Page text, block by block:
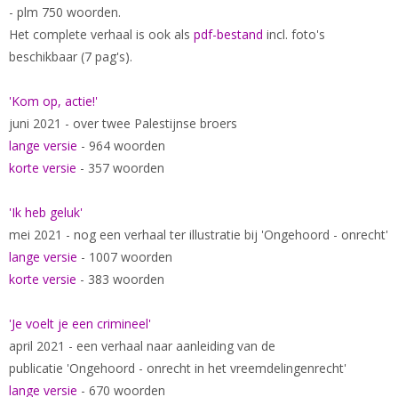
- plm 750 woorden.
Het complete verhaal is ook als pdf-bestand incl. foto's
beschikbaar (7 pag's).
'Kom op, actie!'
juni 2021 - over twee Palestijnse broers
lange versie - 964 woorden
korte versie - 357 woorden
'Ik heb geluk'
mei 2021 - nog een verhaal ter illustratie bij 'Ongehoord - onrecht'
lange versie - 1007 woorden
korte versie - 383 woorden
'Je voelt je een crimineel'
april 2021 - een verhaal naar aanleiding van de
publicatie 'Ongehoord - onrecht in het vreemdelingenrecht'
lange versie - 670 woorden